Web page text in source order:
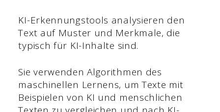
KI-Erkennungstools analysieren den
Text auf Muster und Merkmale, die
typisch für KI-Inhalte sind.
Sie verwenden Algorithmen des
maschinellen Lernens, um Texte mit
Beispielen von KI und menschlichen